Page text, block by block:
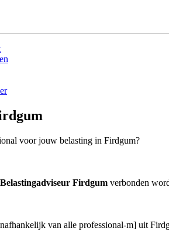
voor jouw belasting in Firdgum?
Belastingadviseur Firdgum verbonden
van alle professional-m] uit